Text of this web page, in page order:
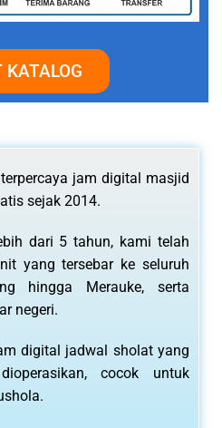
KATALOG
jam digital masjid
sejak 2014.
dari 5 tahun, kami telah
yang tersebar ke seluruh
hingga Merauke, serta
negeri.
digital jadwal sholat yang
cocok untuk